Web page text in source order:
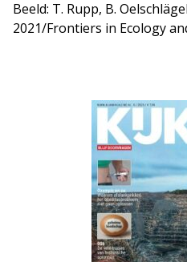
Beeld: T. Rupp, B.
2021/Frontiers in Ecology